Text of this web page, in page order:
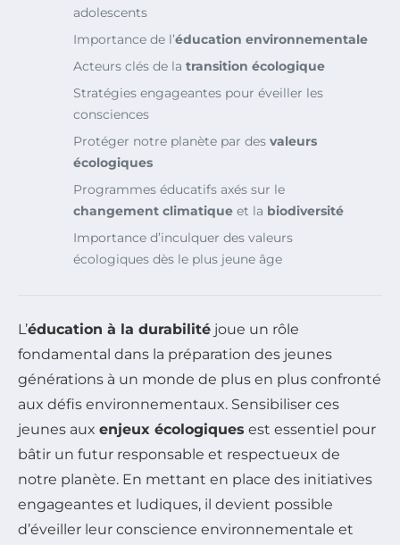
adolescents
Importance de l’éducation environnementale
Acteurs clés de la transition écologique
Stratégies engageantes pour éveiller les
consciences
Protéger notre planète par des valeurs
écologiques
Programmes éducatifs axés sur le
changement climatique et la biodiversité
Importance d’inculquer des valeurs
écologiques dès le plus jeune âge
L’éducation à la durabilité joue un rôle
fondamental dans la préparation des jeunes
générations à un monde de plus en plus confronté
aux défis environnementaux. Sensibiliser ces
jeunes aux enjeux écologiques est essentiel pour
bâtir un futur responsable et respectueux de
notre planète. En mettant en place des initiatives
engageantes et ludiques, il devient possible
d’éveiller leur conscience environnementale et